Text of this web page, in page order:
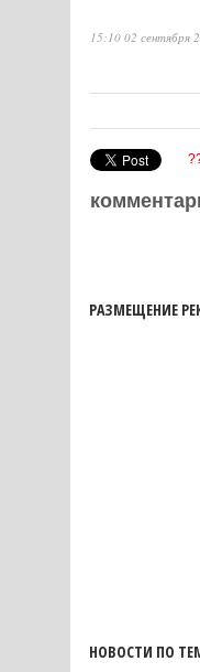
15:10 02 сентября
РАЗМЕЩЕНИЕ
НОВОСТИ ПО